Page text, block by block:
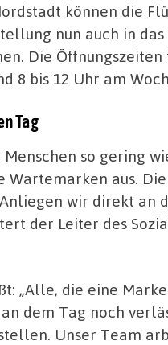
können die
nun auch in das
Die
8 bis 12 Uhr am
Tag
so gering
aus.
wir direkt an
der Leiter des
„Alle, die eine
dem Tag noch
Unser Team